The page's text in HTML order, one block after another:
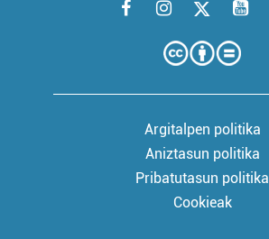
Argitalpen politika
Aniztasun politika
Pribatutasun politika
Cookieak